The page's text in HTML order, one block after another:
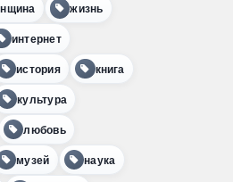
жизнь
интернет
история книга
культура
любовь
музей наука